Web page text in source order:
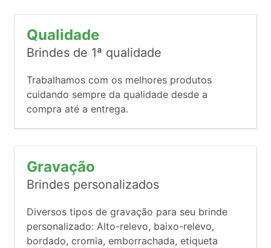
Qualidade
Brindes de 1ª qualidade
Trabalhamos com os melhores produtos
cuidando sempre da qualidade desde a
compra até a entrega.
Gravação
Brindes personalizados
Diversos tipos de gravação para seu brinde
personalizado: Alto-relevo, baixo-relevo,
bordado, cromia, emborrachada, etiqueta